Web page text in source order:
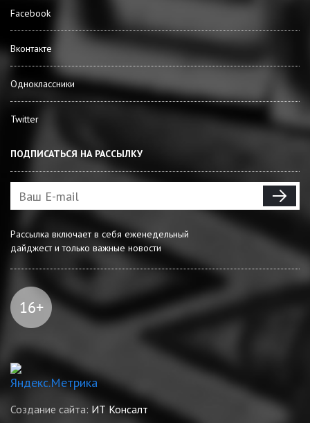
Facebook
Вконтакте
Одноклассники
Twitter
ПОДПИСАТЬСЯ НА РАССЫЛКУ
Рассылка включает в себя еженедельный
дайджест и только важные новости
Создание сайта: ИТ Консалт